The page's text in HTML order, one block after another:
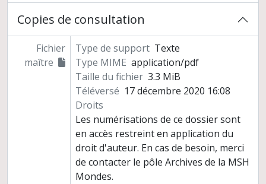
Copies de consultation
Fichier
maître
Type de support Texte
Type MIME application/pdf
Taille du fichier 3.3 MiB
Téléversé 17 décembre 2020 16:08
Droits
Les numérisations de ce dossier sont
en accès restreint en application du
droit d'auteur. En cas de besoin, merci
de contacter le pôle Archives de la MSH
Mondes.